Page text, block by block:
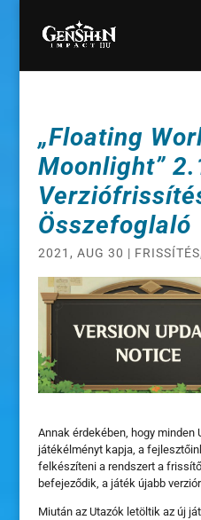
„Floating
Moonlight”
Összefoglaló
2021, AUG 30 | FRISSÍTÉS
Annak érdekében, hogy minden
játékélményt kapja, a
felkészíteni a rendszert a
befejeződik, a játék újabb
Miután az Utazók letöltik az új